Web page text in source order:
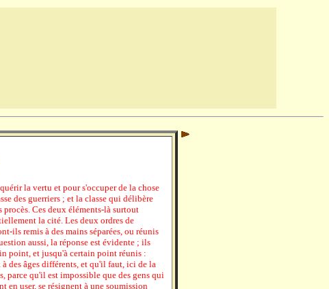
la vertu et pour s'occuper de la chose
des guerriers ; et la classe qui délibère
Ces deux éléments-là surtout
la cité. Les deux ordres de
ils remis à des mains séparées, ou réunis
aussi, la réponse est évidente ; ils
point, et jusqu'à certain point réunis :
à des âges différents, et qu'il faut, ici de la
parce qu'il est impossible que des gens qui
en user, se résignent à une soumission